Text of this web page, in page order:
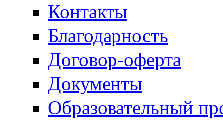
Контакты
Благодарность
Договор-оферта
Документы
Образовательный